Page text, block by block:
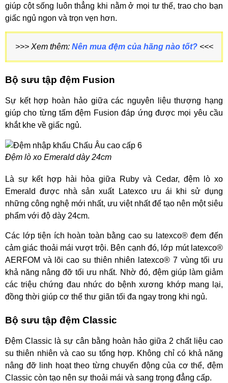
giúp cột sống luôn thẳng khi nằm ở mọi tư thế, trao cho bạn
giấc ngủ ngon và trọn vẹn hơn.
>>> Xem thêm: Nên mua đệm của hãng nào tốt? <<<
Bộ sưu tập đệm Fusion
Sự kết hợp hoàn hảo giữa các nguyên liệu thượng hạng
giúp cho từng tấm đệm Fusion đáp ứng được mọi yêu cầu
khắt khe về giấc ngủ.
Đệm lò xo Emerald dày 24cm
Là sự kết hợp hài hòa giữa Ruby và Cedar, đệm lò xo
Emerald được nhà sản xuất Latexco ưu ái khi sử dụng
những công nghệ mới nhất, ưu việt nhất để tạo nên một siêu
phẩm với độ dày 24cm.
Các lớp tiện ích hoàn toàn bằng cao su latexco® đem đến
cảm giác thoải mái vượt trội. Bên cạnh đó, lớp mút latexco®
AERFOM và lõi cao su thiên nhiên latexco® 7 vùng tối ưu
khả năng nâng đỡ tối ưu nhất. Nhờ đó, đệm giúp làm giảm
các triệu chứng đau nhức do bệnh xương khớp mang lại,
đồng thời giúp cơ thể thư giãn tối đa ngay trong khi ngủ.
Bộ sưu tập đệm Classic
Đệm Classic là sự cân bằng hoàn hảo giữa 2 chất liệu cao
su thiên nhiên và cao su tổng hợp. Không chỉ có khả năng
nâng đỡ linh hoạt theo từng chuyển động của cơ thể, đệm
Classic còn tạo nên sự thoải mái và sang trọng đẳng cấp.